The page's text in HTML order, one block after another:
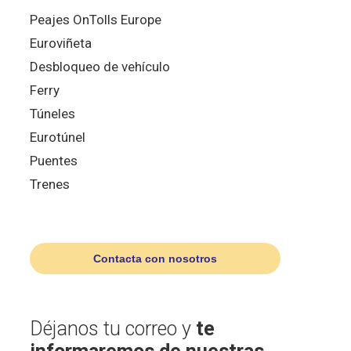
Peajes OnTolls Europe
Euroviñeta
Desbloqueo de vehículo
Ferry
Túneles
Eurotúnel
Puentes
Trenes
Contacta con nosotros
Déjanos tu correo y te